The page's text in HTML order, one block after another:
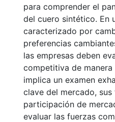
para comprender el
del cuero sintético. En
caracterizado por
preferencias
las empresas deben
competitiva de manera
implica un examen
clave del mercado,
participación de
evaluar las fuerzas